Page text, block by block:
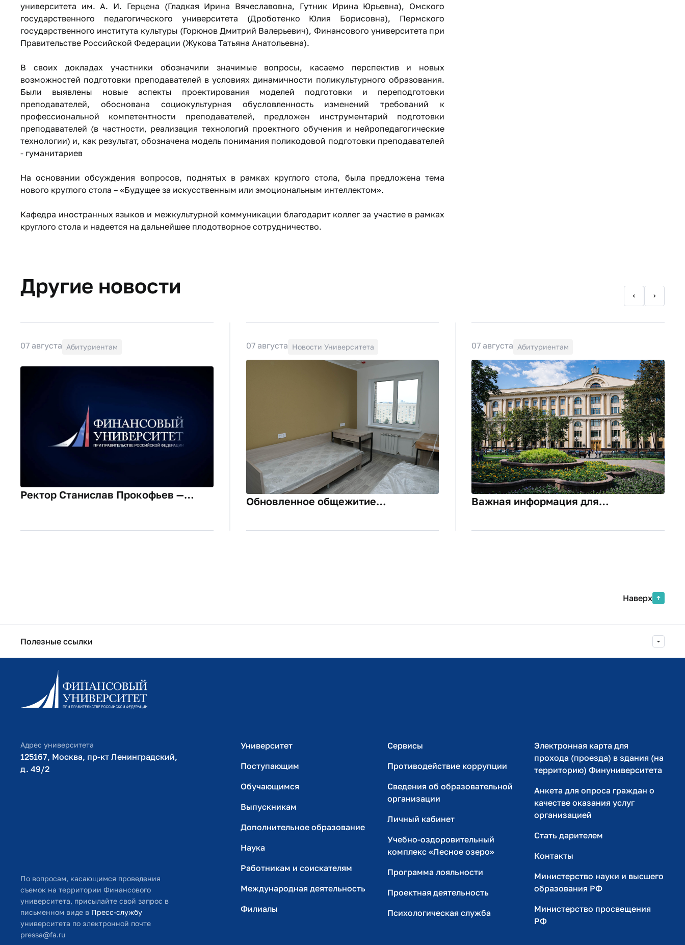
университета им. А. И. Герцена (Гладкая Ирина Вячеславовна, Гутник Ирина Юрьевна), Омского
государственного педагогического университета (Дроботенко Юлия Борисовна), Пермского
государственного института культуры (Горюнов Дмитрий Валерьевич), Финансового университета при
Правительстве Российской Федерации (Жукова Татьяна Анатольевна).
В своих докладах участники обозначили значимые вопросы, касаемо перспектив и новых
возможностей подготовки преподавателей в условиях динамичности поликультурного образования.
Были выявлены новые аспекты проектирования моделей подготовки и переподготовки
преподавателей, обоснована социокультурная обусловленность изменений требований к
профессиональной компетентности преподавателей, предложен инструментарий подготовки
преподавателей (в частности, реализация технологий проектного обучения и нейропедагогические
технологии) и, как результат, обозначена модель понимания поликодовой подготовки преподавателей
- гуманитариев
На основании обсуждения вопросов, поднятых в рамках круглого стола, была предложена тема
нового круглого стола – «Будущее за искусственным или эмоциональным интеллектом».
Кафедра иностранных языков и межкультурной коммуникации благодарит коллег за участие в рамках
круглого стола и надеется на дальнейшее плодотворное сотрудничество.
Другие новости
07 августа Абитуриентам
Ректор Станислав Прокофьев —
07 августа Новости Университета
Обновленное общежитие
двери для студентов в преддверии
07 августа Абитуриентам
Важная информация для
стоимости обучения!
Наверх
Полезные ссылки
Информационно-образовательный портал
Личный кабинет поступающего
Библиотечно-информационный комплекс
Адрес университета
125167, Москва, пр-кт Ленинградский,
д. 49/2​
По вопросам, касающимся проведения
съемок на территории Финансового
университета, присылайте свой запрос в
письменном виде в Пресс-службу
университета по электронной почте
pressa@fa.ru
Университет
Поступающим
Обучающимся
Выпускникам
Дополнительное образование
Наука
Работникам и соискателям
Международная деятельность
Филиалы
Сервисы
Противодействие коррупции
Сведения об образовательной
организации
Личный кабинет
Учебно-оздоровительный
комплекс «Лесное озеро»
Программа лояльности
Проектная деятельность
Психологическая служба
Электронная карта для
прохода (проезда) в здания (на
территорию) Финуниверситета
Анкета для опроса граждан о
качестве оказания услуг
организацией
Стать дарителем
Контакты
Министерство науки и высшего
образования РФ
Министерство просвещения
РФ